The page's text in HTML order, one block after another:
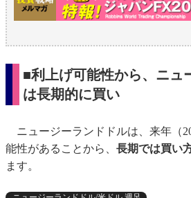
■利上げ可能性から、ニュ
は長期的に買い
ニュージーランドドルは、来年（
能性があることから、 長期では買い
ます。